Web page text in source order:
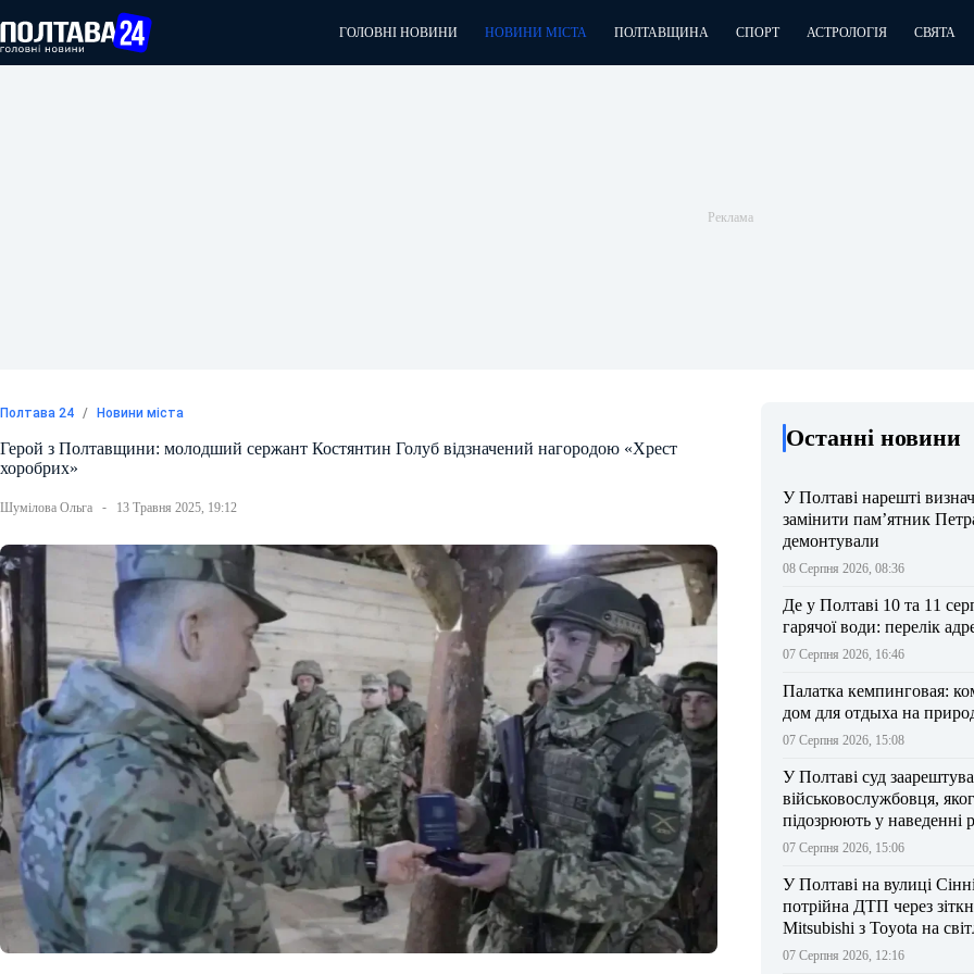
до
вмісту
ГОЛОВНІ НОВИНИ НОВИНИ МІСТА ПОЛТАВЩИНА СПОРТ АСТРОЛОГІЯ СВЯТА
Полтава 24 / Новини міста
Герой з Полтавщини: молодший сержант Костянтин Голуб відзначений нагородою «Хрест
хоробрих»
Шумілова Ольга 13 Травня 2025, 19:12
Останні новини
У Полтаві нарешті
замінити пам’ятник
демонтували
08 Серпня 2026, 08:36
Де у Полтаві 10 та 11
гарячої води: перелік
07 Серпня 2026, 16:46
Палатка кемпинговая:
дом для отдыха на
07 Серпня 2026, 15:08
У Полтаві суд
військовослужбовця,
підозрюють у наведенні
БпЛА на власний
07 Серпня 2026, 15:06
У Полтаві на вулиці
потрійна ДТП через
Mitsubishi з Toyota на
07 Серпня 2026, 12:16